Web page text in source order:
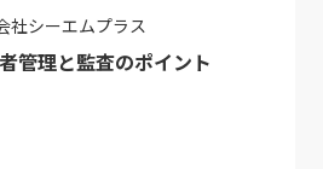
社シーエムプラス
管理と監査のポイント